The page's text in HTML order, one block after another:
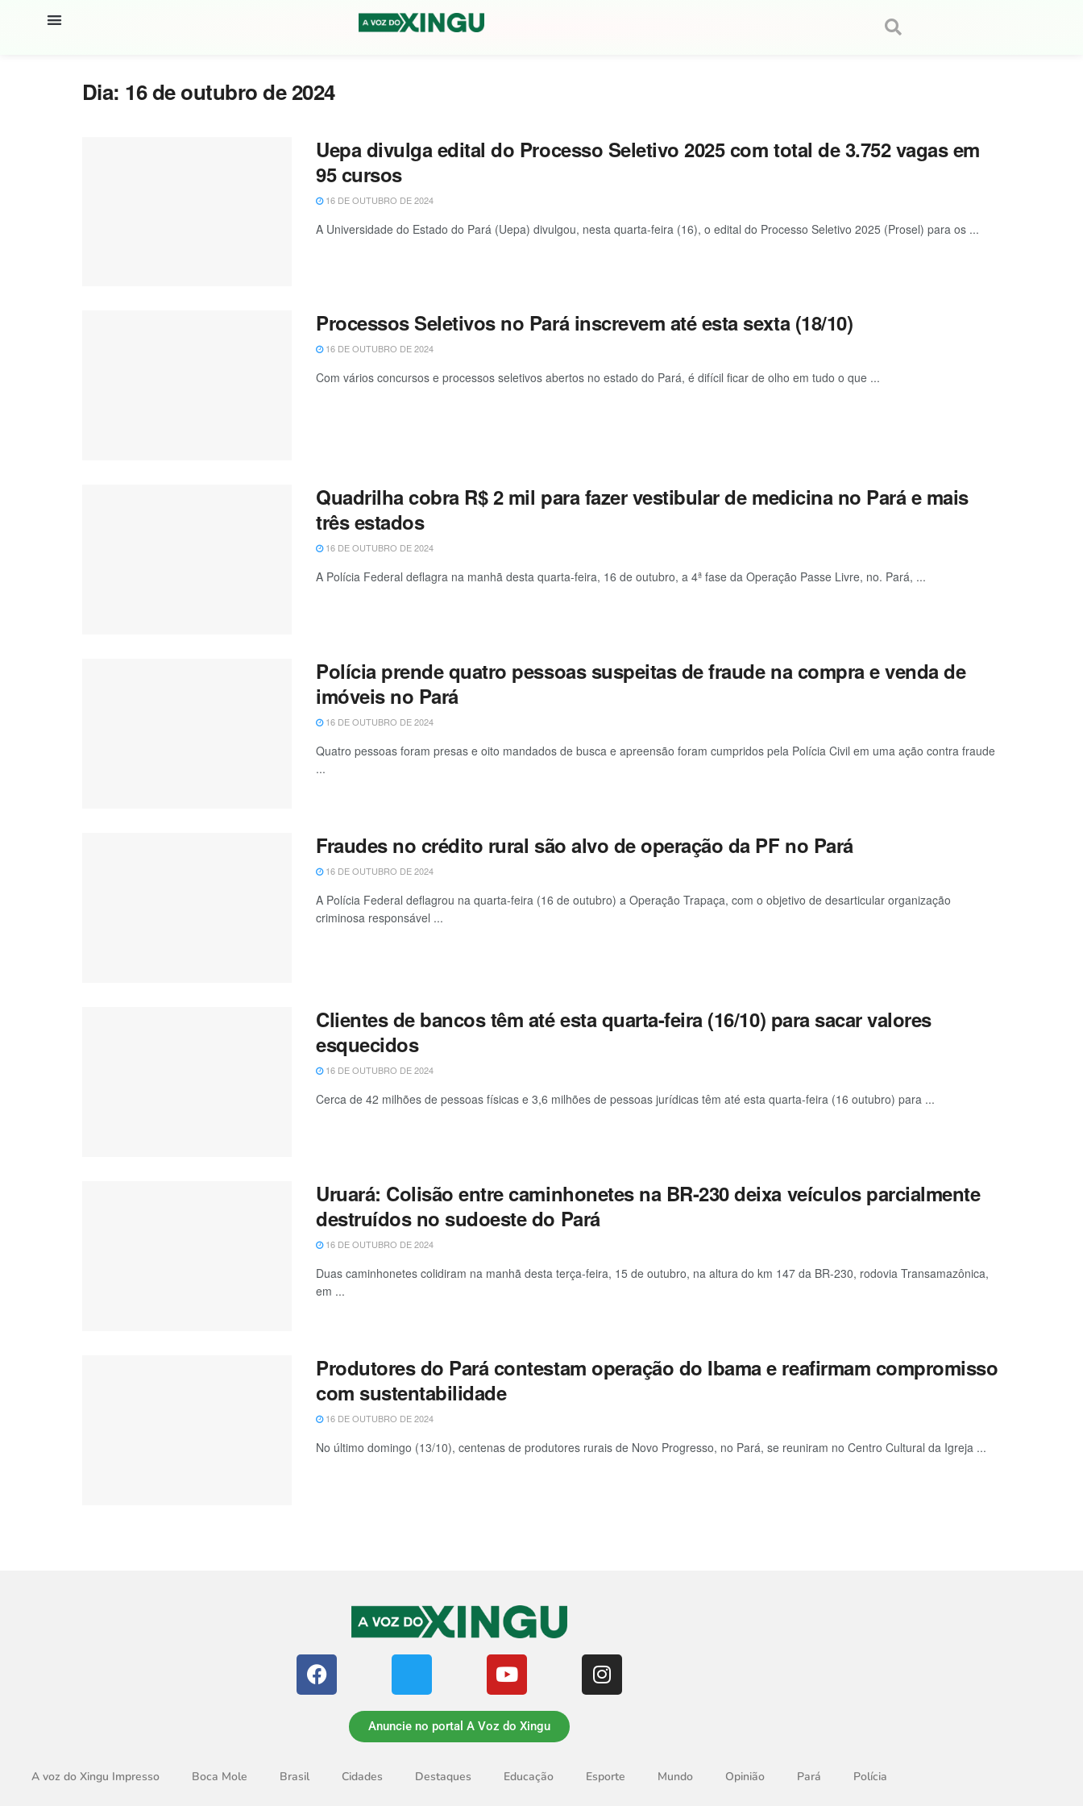
Dia: 16 de outubro de 2024
Uepa divulga edital do Processo Seletivo 2025 com total de 3.752 vagas em
95 cursos
16 DE OUTUBRO DE 2024
A Universidade do Estado do Pará (Uepa) divulgou, nesta quarta-feira (16), o edital do Processo Seletivo 2025 (Prosel) para os ...
Processos Seletivos no Pará inscrevem até esta sexta (18/10)
16 DE OUTUBRO DE 2024
Com vários concursos e processos seletivos abertos no estado do Pará, é difícil ficar de olho em tudo o que ...
Quadrilha cobra R$ 2 mil para fazer vestibular de medicina no Pará e mais
três estados
16 DE OUTUBRO DE 2024
A Polícia Federal deflagra na manhã desta quarta-feira, 16 de outubro, a 4ª fase da Operação Passe Livre, no. Pará, ...
Polícia prende quatro pessoas suspeitas de fraude na compra e venda de
imóveis no Pará
16 DE OUTUBRO DE 2024
Quatro pessoas foram presas e oito mandados de busca e apreensão foram cumpridos pela Polícia Civil em uma ação contra fraude
...
Fraudes no crédito rural são alvo de operação da PF no Pará
16 DE OUTUBRO DE 2024
A Polícia Federal deflagrou na quarta-feira (16 de outubro) a Operação Trapaça, com o objetivo de desarticular organização
criminosa responsável ...
Clientes de bancos têm até esta quarta-feira (16/10) para sacar valores
esquecidos
16 DE OUTUBRO DE 2024
Cerca de 42 milhões de pessoas físicas e 3,6 milhões de pessoas jurídicas têm até esta quarta-feira (16 outubro) para ...
Uruará: Colisão entre caminhonetes na BR-230 deixa veículos parcialmente
destruídos no sudoeste do Pará
16 DE OUTUBRO DE 2024
Duas caminhonetes colidiram na manhã desta terça-feira, 15 de outubro, na altura do km 147 da BR-230, rodovia Transamazônica,
em ...
Produtores do Pará contestam operação do Ibama e reafirmam compromisso
com sustentabilidade
16 DE OUTUBRO DE 2024
No último domingo (13/10), centenas de produtores rurais de Novo Progresso, no Pará, se reuniram no Centro Cultural da Igreja ...
Anuncie no portal A Voz do Xingu
A voz do Xingu Impresso Boca Mole Brasil Cidades Destaques Educação Esporte Mundo Opinião Pará Polícia